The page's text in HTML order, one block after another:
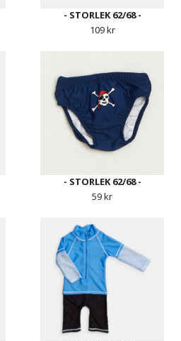
- STORLEK 62/68 -
109 kr
- STORLEK 62/68 -
59 kr